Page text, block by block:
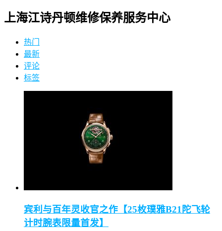
上海江诗丹顿维修保养服务中心
热门
最新
评论
标签
宾利与百年灵收官之作【25枚璞雅B21陀飞轮
计时腕表限量首发】